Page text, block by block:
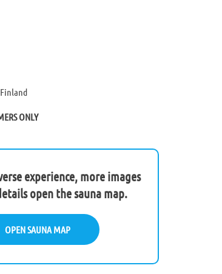
ONLY
experience, more images
open the sauna map.
OPEN SAUNA MAP